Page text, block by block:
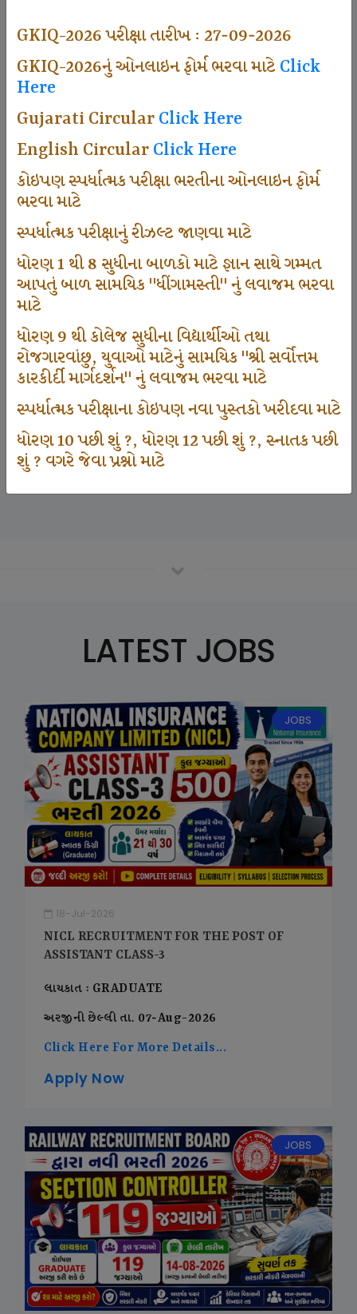
GKIQ-2026 પરીક્ષા તારીખ : 27-09-2026
GKIQ-2026નું ઓનલાઇન ફોર્મ ભરવા માટેClick
Here
Gujarati CircularClick Here
English CircularClick Here
કોઇપણ સ્પર્ધાત્મક પરીક્ષા ભરતીના ઓનલાઇન ફોર્મ
ભરવા માટે
સ્પર્ધાત્મક પરીક્ષાનું રીઝલ્ટ જાણવા માટે
ધોરણ 1 થી 8 સુધીના બાળકો માટે જ્ઞાન સાથે ગમ્મત
આપતું બાળ સામયિક "ધીંગામસ્તી" નું લવાજમ ભરવા
માટે
ધોરણ 9 થી કોલેજ સુધીના વિદ્યાર્થીઓ તથા
રોજગારવાંછુ, યુવાઓ માટેનું સામયિક "શ્રી સર્વોત્તમ
કારકીર્દી માર્ગદર્શન" નું લવાજમ ભરવા માટે
સ્પર્ધાત્મક પરીક્ષાના કોઇપણ નવા પુસ્તકો ખરીદવા માટે
ધોરણ 10 પછી શું ?, ધોરણ 12 પછી શું ?, સ્નાતક પછી
શું ? વગરે જેવા પ્રશ્નો માટે
497
666
Sarvottam Karkirdi Subscripton
1000
Participate School In GKIQ
125000
LATEST JOBS
JOBS
18-Jul-2026
NICL RECRUITMENT FOR THE POST OF
ASSISTANT CLASS-3
લાયકાત : GRADUATE
અરજીની છેલ્લી તા. 07-Aug-2026
Click Here For More Details...
Apply Now
JOBS